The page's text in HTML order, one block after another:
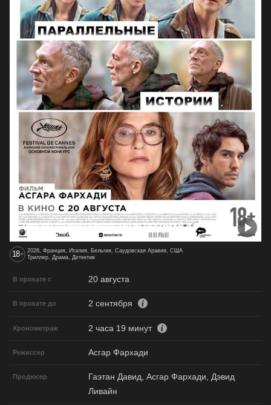
18+ 2026, Франция, Италия, Бельгия, Саудовская Аравия, США
Триллер, Драма, Детектив
В прокате с 20 августа
В прокате до 2 сентября
Хронометраж 2 часа 19 минут
Режиссер Асгар Фархади
Продюсер
Гаэтан Давид, Асгар Фархади, Дэвид
Ливайн